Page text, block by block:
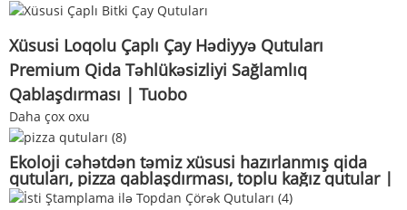
Xüsusi Loqolu Çaplı Çay Hədiyyə Qutuları
Premium Qida Təhlükəsizliyi Sağlamlıq
Qablaşdırması | Tuobo
Daha çox oxu
Ekoloji cəhətdən təmiz xüsusi hazırlanmış qida
qutuları, pizza qablaşdırması, toplu kağız qutular |
TUOBO